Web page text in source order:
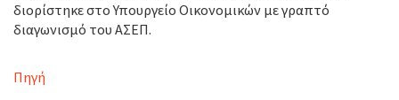
διορίστηκε στο Υπουργείο Οικονομικών με γραπτό
διαγωνισμό του ΑΣΕΠ.
Πηγή